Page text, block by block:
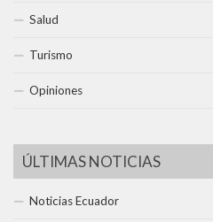
Salud
Turismo
Opiniones
ÚLTIMAS NOTICIAS
Noticias Ecuador